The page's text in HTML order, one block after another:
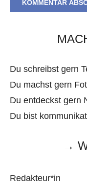
Du schreibst gern
Du machst gern
Du entdeckst gern
Du bist
→
Redakteur*in